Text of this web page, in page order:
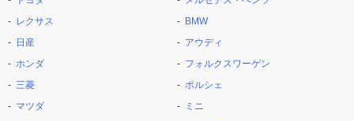
レクサス
日産
ホンダ
三菱
マツダ
BMW
アウディ
フォルクスワーゲン
ポルシェ
ミニ